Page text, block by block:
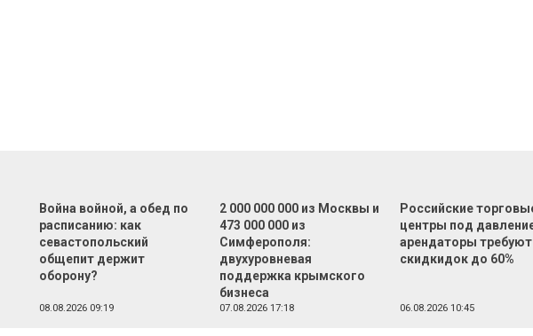
Война войной, а обед по
расписанию: как
севастопольский
общепит держит
оборону?
08.08.2026 09:19
2 000 000 000 из Москвы и
473 000 000 из
Симферополя:
двухуровневая
поддержка крымского
бизнеса
07.08.2026 17:18
Российские
центры под
арендаторы требуют
скидкидок до 60%
06.08.2026 10:45